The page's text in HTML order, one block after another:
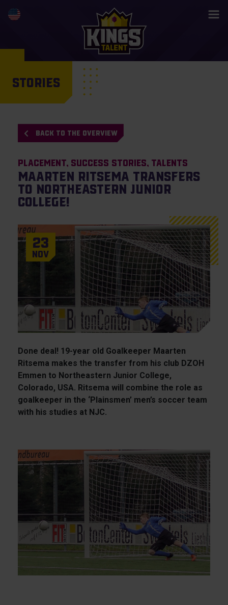
STORIES
BACK TO THE OVERVIEW
Placement Success Stories Talents
Maarten Ritsema transfers
to Northeastern Junior
College!
23
Nov
Done deal! 19-year old Goalkeeper Maarten
Ritsema makes the transfer from his club DZOH
Emmen to Northeastern Junior College,
Colorado, USA. Ritsema will combine the role as
goalkeeper in the ‘Plainsmen’ men’s soccer team
with his studies at NJC.